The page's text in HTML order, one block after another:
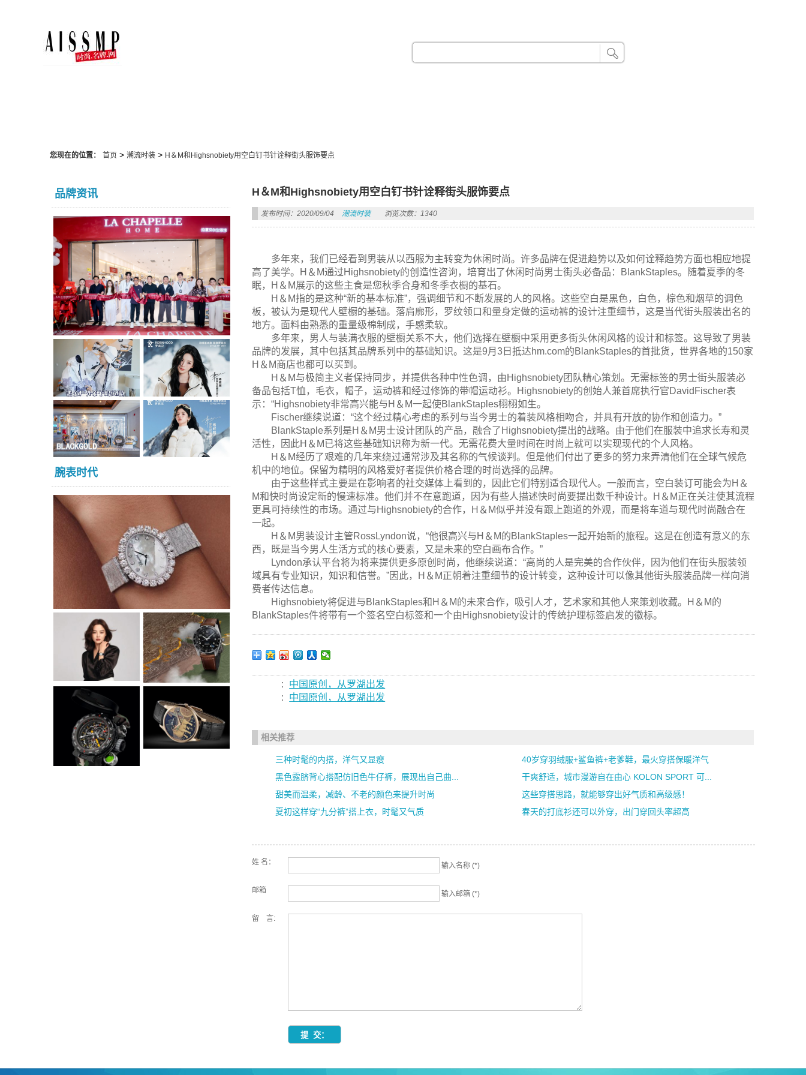
您现在的位置： 首页> 潮流时装> H＆M和Highsnobiety用空白钉书针诠释街头服饰要点
品牌资讯
腕表时代
H＆M和Highsnobiety用空白钉书针诠释街头服饰要点
发布时间：2020/09/04 潮流时装 浏览次数：1340
多年来，我们已经看到男装从以西服为主转变为休闲时尚。许多品牌在促进趋势以及如何诠释趋势方面也相应地提
高了美学。H＆M通过Highsnobiety的创造性咨询，培育出了休闲时尚男士街头必备品：BlankStaples。随着夏季的冬
眠，H＆M展示的这些主食是您秋季合身和冬季衣橱的基石。
H＆M指的是这种“新的基本标准”，强调细节和不断发展的人的风格。这些空白是黑色，白色，棕色和烟草的调色
板，被认为是现代人壁橱的基础。落肩廓形，罗纹领口和量身定做的运动裤的设计注重细节，这是当代街头服装出名的
地方。面料由熟悉的重量级棉制成，手感柔软。
多年来，男人与装满衣服的壁橱关系不大，他们选择在壁橱中采用更多街头休闲风格的设计和标签。这导致了男装
品牌的发展，其中包括其品牌系列中的基础知识。这是9月3日抵达hm.com的BlankStaples的首批货，世界各地的150家
H＆M商店也都可以买到。
H＆M与极简主义者保持同步，并提供各种中性色调，由Highsnobiety团队精心策划。无需标签的男士街头服装必
备品包括T恤，毛衣，帽子，运动裤和经过修饰的带帽运动衫。Highsnobiety的创始人兼首席执行官DavidFischer表
示：“Highsnobiety非常高兴能与H＆M一起使BlankStaples栩栩如生。
Fischer继续说道：“这个经过精心考虑的系列与当今男士的着装风格相吻合，并具有开放的协作和创造力。”
BlankStaple系列是H＆M男士设计团队的产品，融合了Highsnobiety提出的战略。由于他们在服装中追求长寿和灵
活性，因此H＆M已将这些基础知识称为新一代。无需花费大量时间在时尚上就可以实现现代的个人风格。
H＆M经历了艰难的几年来绕过通常涉及其名称的气候谈判。但是他们付出了更多的努力来弄清他们在全球气候危
机中的地位。保留为精明的风格爱好者提供价格合理的时尚选择的品牌。
由于这些样式主要是在影响者的社交媒体上看到的，因此它们特别适合现代人。一般而言，空白装订可能会为H＆
M和快时尚设定新的慢速标准。他们并不在意跑道，因为有些人描述快时尚要提出数千种设计。H＆M正在关注使其流程
更具可持续性的市场。通过与Highsnobiety的合作，H＆M似乎并没有跟上跑道的外观，而是将车道与现代时尚融合在
一起。
H＆M男装设计主管RossLyndon说，“他很高兴与H＆M的BlankStaples一起开始新的旅程。这是在创造有意义的东
西，既是当今男人生活方式的核心要素，又是未来的空白画布合作。”
Lyndon承认平台将为将来提供更多原创时尚，他继续说道：“高尚的人是完美的合作伙伴，因为他们在街头服装领
域具有专业知识，知识和信誉。”因此，H＆M正朝着注重细节的设计转变，这种设计可以像其他街头服装品牌一样向消
费者传达信息。
Highsnobiety将促进与BlankStaples和H＆M的未来合作，吸引人才，艺术家和其他人来策划收藏。H＆M的
BlankStaples件将带有一个签名空白标签和一个由Highsnobiety设计的传统护理标签启发的徽标。
:
中国原创，从罗湖出发
:
中国原创，从罗湖出发
相关推荐
三种时髦的内搭，洋气又显瘦
40岁穿羽绒服+鲨鱼裤+老爹鞋，最火穿搭保暖洋气
黑色露脐背心搭配仿旧色牛仔裤，展现出自己曲...
干爽舒适，城市漫游自在由心 KOLON SPORT 可...
甜美而温柔，减龄、不老的颜色来提升时尚
这些穿搭思路，就能够穿出好气质和高级感！
夏初这样穿“九分裤”搭上衣，时髦又气质
春天的打底衫还可以外穿，出门穿回头率超高
姓 名： 输入名称 (*)
邮箱 输入邮箱 (*)
留 言: